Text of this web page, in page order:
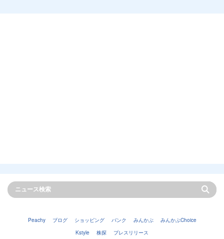
Peachy ブログ ショッピング バンク みんかぶ
みんかぶChoice
Kstyle
株探 プレスリリース